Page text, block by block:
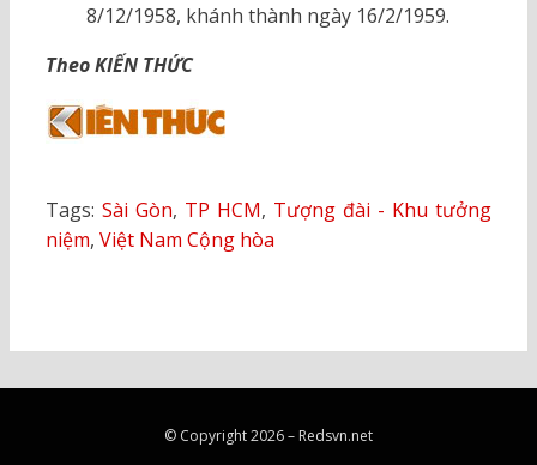
8/12/1958, khánh thành ngày 16/2/1959.
Theo KIẾN THỨC
Tags: Sài Gòn, TP HCM, Tượng đài - Khu tưởng
niệm, Việt Nam Cộng hòa
© Copyright 2026 – Redsvn.net